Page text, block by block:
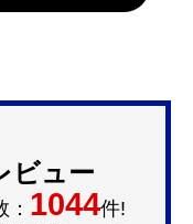
ビュー
1044件!